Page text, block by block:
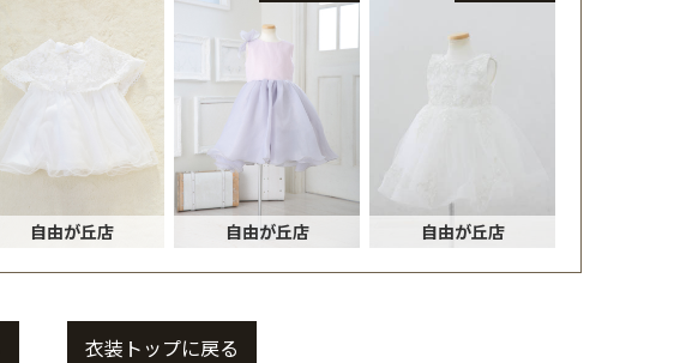
自由が丘店 自由が丘店 自由が丘店
衣装トップに戻る